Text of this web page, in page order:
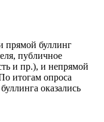
прямой буллинг
публичное
и пр.), и непрямой
итогам опроса
оказались